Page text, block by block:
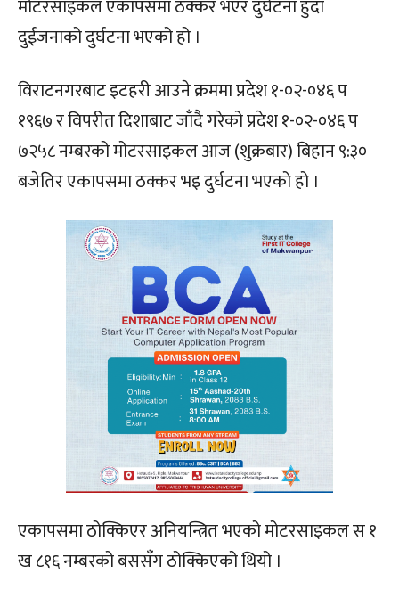
मोटरसाइकल एकापसमा ठक्कर भएर दुर्घटना हुदा
दुईजनाको दुर्घटना भएको हो ।
विराटनगरबाट इटहरी आउने क्रममा प्रदेश १-०२-०४६ प
१९६७ र विपरीत दिशाबाट जाँदै गरेको प्रदेश १-०२-०४६ प
७२५८ नम्बरको मोटरसाइकल आज (शुक्रबार) बिहान ९:३०
बजेतिर एकापसमा ठक्कर भइ दुर्घटना भएको हो ।
एकापसमा ठोक्किएर अनियन्त्रित भएको मोटरसाइकल स १
ख ८१६ नम्बरको बससँग ठोक्किएको थियो ।